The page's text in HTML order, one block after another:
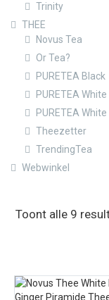
Trinity
THEE
Novus Tea
Or Tea?
PURETEA Black
PURETEA White
PURETEA White
Theezetter
TrendingTea
Webwinkel
Toont alle 9